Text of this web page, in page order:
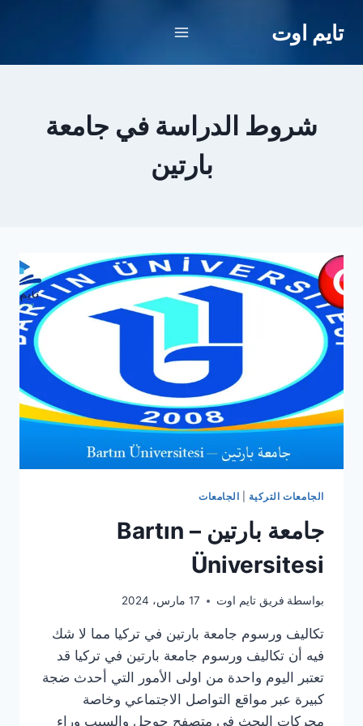
تايم اوت
شروط الدراسة في جامعة
بارتين
الجامعات التركية الجامعات
جامعة بارتين – Bartın
Üniversitesi
بواسطة فريق تايم اوت 17 مارس، 2024
تكاليف ورسوم جامعة بارتين في تركيا مما لا شك
فيه أن تكاليف ورسوم جامعة بارتين في تركيا قد
تعتبر اليوم واحدة من اولى الأمور التي أحدث ضجة
كبيرة عبر مواقع التواصل الاجتماعي وخاصة
محركات البحث في متصفح جوجل والسبب وراء